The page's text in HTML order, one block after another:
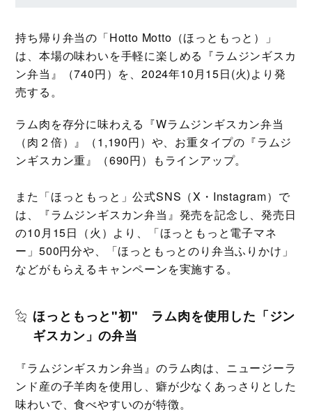
持ち帰り弁当の「Hotto Motto（ほっともっと）」
は、本場の味わいを手軽に楽しめる『ラムジンギスカ
ン弁当』（740円）を、2024年10月15日(火)より発
売する。
ラム肉を存分に味わえる『Wラムジンギスカン弁当
（肉２倍）』（1,190円）や、お重タイプの『ラムジ
ンギスカン重』（690円）もラインアップ。
また「ほっともっと」公式SNS（X・Instagram）で
は、『ラムジンギスカン弁当』発売を記念し、発売日
の10月15日（火）より、「ほっともっと電子マネ
ー」500円分や、「ほっともっとのり弁当ふりかけ」
などがもらえるキャンペーンを実施する。
ほっともっと"初" ラム肉を使用した「ジン
ギスカン」の弁当
『ラムジンギスカン弁当』のラム肉は、ニュージーラ
ンド産の子羊肉を使用し、癖が少なくあっさりとした
味わいで、食べやすいのが特徴。